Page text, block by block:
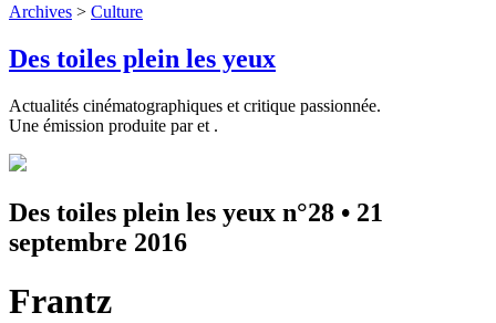
Archives > Culture
Des toiles plein les yeux
Actualités cinématographiques et critique passionnée.
Une émission produite paret .
Des toiles plein les yeux n°28 • 21
septembre 2016
Frantz